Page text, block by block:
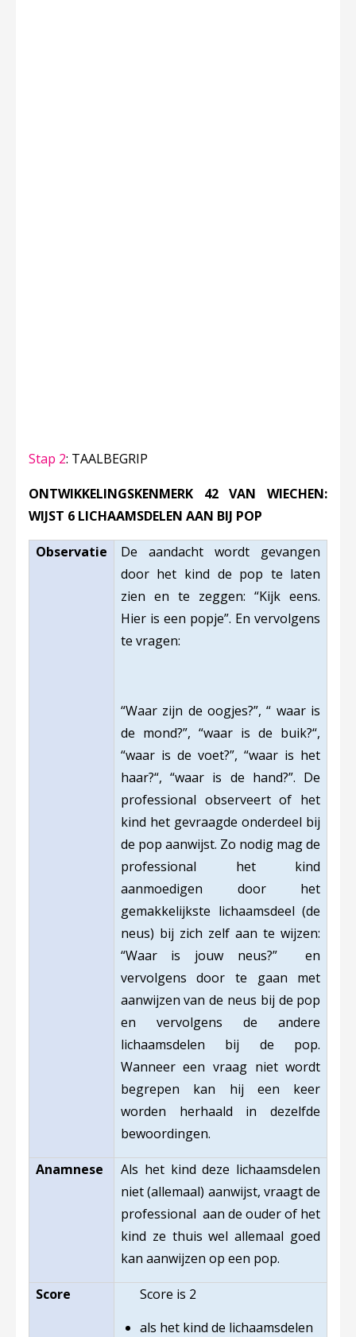
Stap 2: TAALBEGRIP
ONTWIKKELINGSKENMERK 42 VAN WIECHEN:
WIJST 6 LICHAAMSDELEN AAN BIJ POP
Observatie
De aandacht wordt gevangen
door het kind de pop te laten
zien en te zeggen: “Kijk eens.
Hier is een popje”. En vervolgens
te vragen:
“Waar zijn de oogjes?”, “ waar is
de mond?”, “waar is de buik?“,
“waar is de voet?”, “waar is het
haar?“, “waar is de hand?”. De
professional observeert of het
kind het gevraagde onderdeel bij
de pop aanwijst. Zo nodig mag de
professional het kind
aanmoedigen door het
gemakkelijkste lichaamsdeel (de
neus) bij zich zelf aan te wijzen:
“Waar is jouw neus?” en
vervolgens door te gaan met
aanwijzen van de neus bij de pop
en vervolgens de andere
lichaamsdelen bij de pop.
Wanneer een vraag niet wordt
begrepen kan hij een keer
worden herhaald in dezelfde
bewoordingen.
Anamnese
Als het kind deze lichaamsdelen
niet (allemaal) aanwijst, vraagt de
professional aan de ouder of het
kind ze thuis wel allemaal goed
kan aanwijzen op een pop.
Score
Score is 2
als het kind de lichaamsdelen